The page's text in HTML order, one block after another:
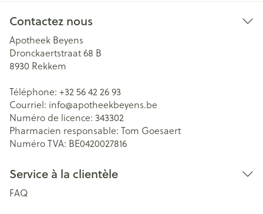
Contactez nous
Apotheek Beyens
Dronckaertstraat 68 B
8930 Rekkem
Téléphone: +32 56 42 26 93
Courriel: info@apotheekbeyens.be
Numéro de licence: 343302
Pharmacien responsable: Tom Goesaert
Numéro TVA: BE0420027816
Service à la clientèle
FAQ